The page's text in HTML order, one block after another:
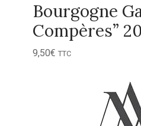
Bourgogne
Compères”
9,50€ TTC